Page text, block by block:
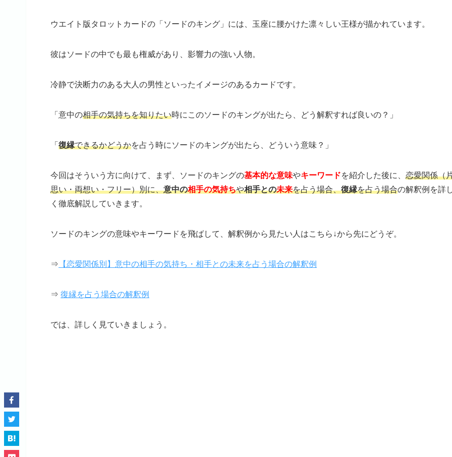
ウエイト版タロットカードの「ソードのキング」には、玉座に腰かけた凛々しい王様が描かれています。
彼はソードの中でも最も権威があり、影響力の強い人物。
冷静で決断力のある大人の男性といったイメージのあるカードです。
「意中の相手の気持ちを知りたい時にこのソードのキングが出たら、どう解釈すれば良いの？」
「 復縁できるかどうかを占う時にソードのキングが出たら、どういう意味？」
今回はそういう方に向けて、まず、ソードのキングの基本的な意味やキーワードを紹介した後に、 恋愛関係（
思い・両想い・フリー）別に、意中の相手の気持ちや相手との未来を占う場合、復縁を占う場合の解釈例を詳
く徹底解説していきます。
ソードのキングの意味やキーワードを飛ばして、解釈例から見たい人はこちら↓から先にどうぞ。
⇒ 【恋愛関係別】意中の相手の気持ち・相手との未来を占う場合の解釈例
⇒ 復縁を占う場合の解釈例
では、詳しく見ていきましょう。